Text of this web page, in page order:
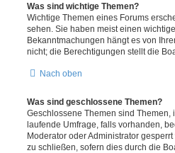
Was sind wichtige Themen?
Wichtige Themen eines Forums
sehen. Sie haben meist einen
Bekanntmachungen hängt es von
nicht; die Berechtigungen stellt die
Nach oben
Was sind geschlossene Themen?
Geschlossene Themen sind
laufende Umfrage, falls vorhanden,
Moderator oder Administrator
zu schließen, sofern dies durch die